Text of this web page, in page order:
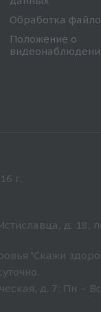
Обработка
Положение о
г.
д. 18,
"Скажи
д. 7: Пн –